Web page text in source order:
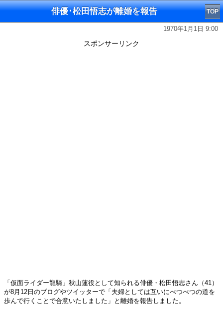
俳優･松田悟志が離婚を報告 TOP
1970年1月1日 9:00
スポンサーリンク
「仮面ライダー龍騎」秋山蓮役として知られる俳優・松田悟志さん（41）
が8月12日のブログやツイッターで「夫婦としては互いにべつべつの道を
歩んで行くことで合意いたしました」と離婚を報告しました。